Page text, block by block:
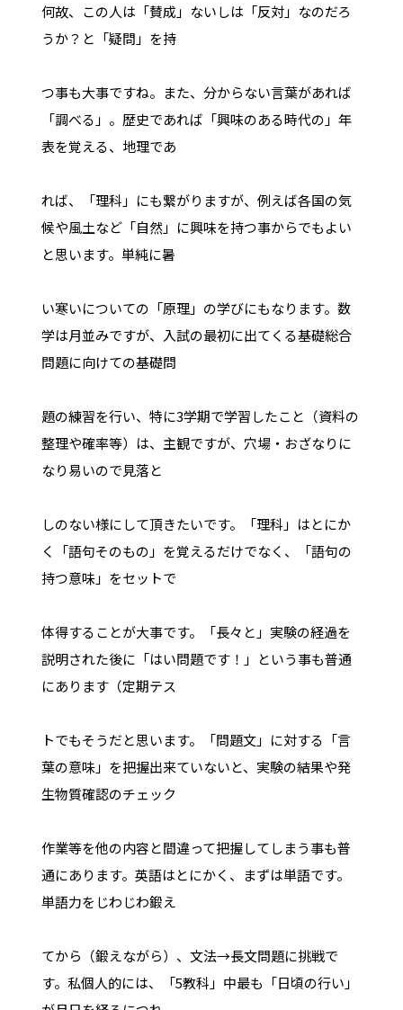
何故、この人は「賛成」ないしは「反対」なのだろ
うか？と「疑問」を持
つ事も大事ですね。また、分からない言葉があれば
「調べる」。歴史であれば「興味のある時代の」年
表を覚える、地理であ
れば、「理科」にも繋がりますが、例えば各国の気
候や風土など「自然」に興味を持つ事からでもよい
と思います。単純に暑
い寒いについての「原理」の学びにもなります。数
学は月並みですが、入試の最初に出てくる基礎総合
問題に向けての基礎問
題の練習を行い、特に3学期で学習したこと（資料の
整理や確率等）は、主観ですが、穴場・おざなりに
なり易いので見落と
しのない様にして頂きたいです。「理科」はとにか
く「語句そのもの」を覚えるだけでなく、「語句の
持つ意味」をセットで
体得することが大事です。「長々と」実験の経過を
説明された後に「はい問題です！」という事も普通
にあります（定期テス
トでもそうだと思います。「問題文」に対する「言
葉の意味」を把握出来ていないと、実験の結果や発
生物質確認のチェック
作業等を他の内容と間違って把握してしまう事も普
通にあります。英語はとにかく、まずは単語です。
単語力をじわじわ鍛え
てから（鍛えながら）、文法→長文問題に挑戦で
す。私個人的には、「5教科」中最も「日頃の行い」